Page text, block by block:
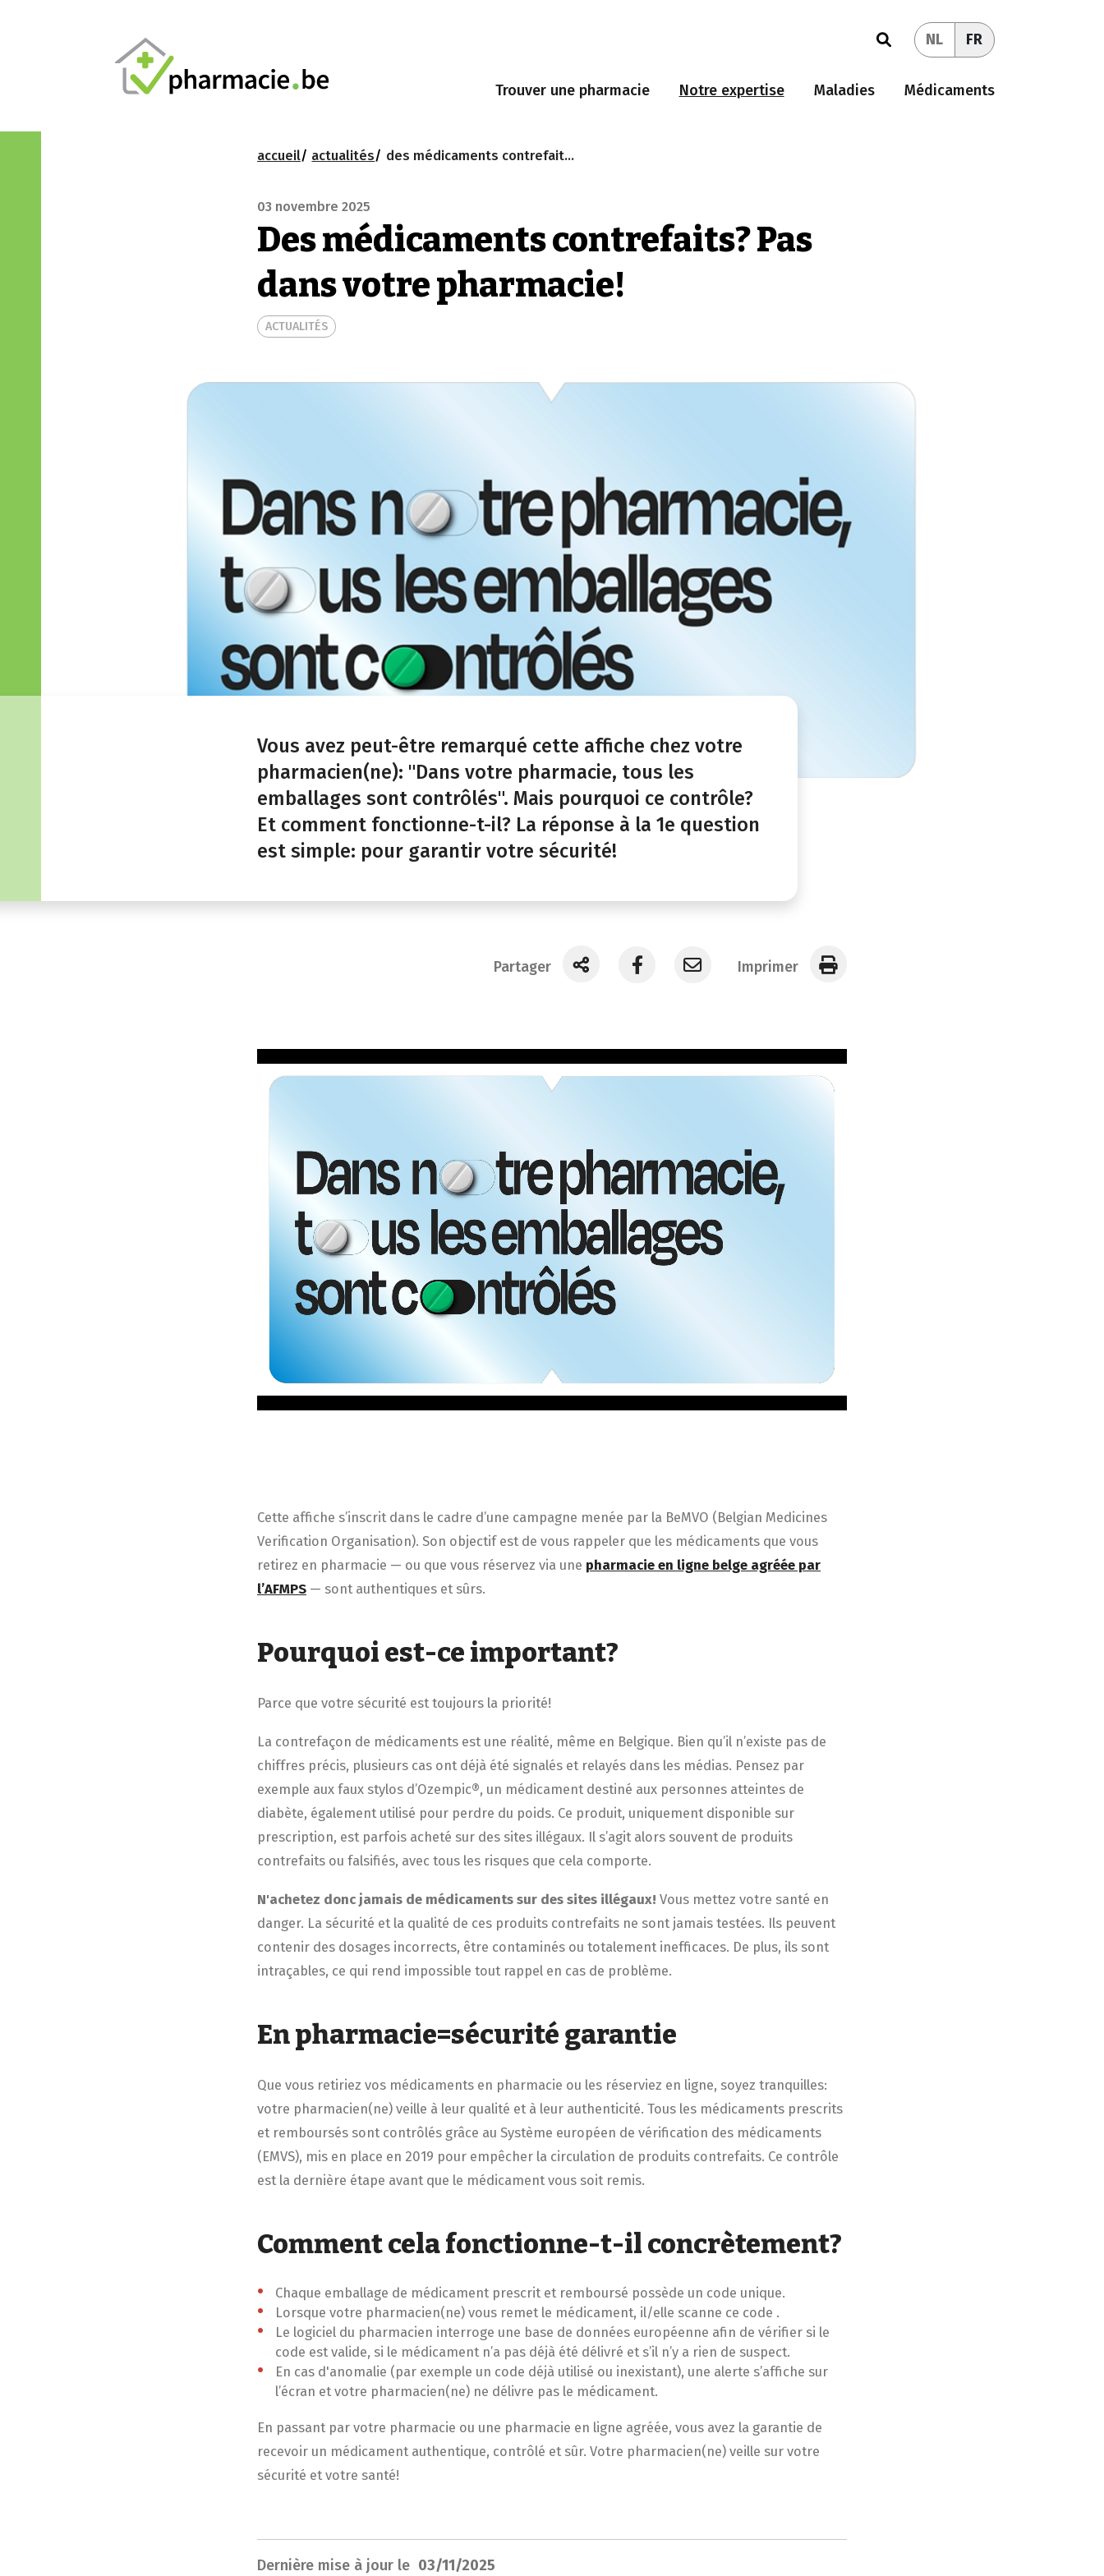
NL FR
Trouver une pharmacie Notre expertise Maladies Médicaments
accueil actualités des médicaments contrefaits? pas dans votre pharmacie!
03 novembre 2025
Des médicaments contrefaits? Pas
dans votre pharmacie!
ACTUALITÉS
Vous avez peut-être remarqué cette affiche chez votre
pharmacien(ne): "Dans votre pharmacie, tous les
emballages sont contrôlés". Mais pourquoi ce contrôle?
Et comment fonctionne-t-il? La réponse à la 1e question
est simple: pour garantir votre sécurité!
Partager Imprimer
Cette affiche s’inscrit dans le cadre d’une campagne menée par la BeMVO (Belgian Medicines
Verification Organisation). Son objectif est de vous rappeler que les médicaments que vous
retirez en pharmacie — ou que vous réservez via une pharmacie en ligne belge agréée par
l’AFMPS — sont authentiques et sûrs.
Pourquoi est-ce important?
Parce que votre sécurité est toujours la priorité!
La contrefaçon de médicaments est une réalité, même en Belgique. Bien qu’il n’existe pas de
chiffres précis, plusieurs cas ont déjà été signalés et relayés dans les médias. Pensez par
exemple aux faux stylos d’Ozempic®, un médicament destiné aux personnes atteintes de
diabète, également utilisé pour perdre du poids. Ce produit, uniquement disponible sur
prescription, est parfois acheté sur des sites illégaux. Il s’agit alors souvent de produits
contrefaits ou falsifiés, avec tous les risques que cela comporte.
N'achetez donc jamais de médicaments sur des sites illégaux! Vous mettez votre santé en
danger. La sécurité et la qualité de ces produits contrefaits ne sont jamais testées. Ils peuvent
contenir des dosages incorrects, être contaminés ou totalement inefficaces. De plus, ils sont
intraçables, ce qui rend impossible tout rappel en cas de problème.
En pharmacie=sécurité garantie
Que vous retiriez vos médicaments en pharmacie ou les réserviez en ligne, soyez tranquilles:
votre pharmacien(ne) veille à leur qualité et à leur authenticité. Tous les médicaments prescrits
et remboursés sont contrôlés grâce au Système européen de vérification des médicaments
(EMVS), mis en place en 2019 pour empêcher la circulation de produits contrefaits. Ce contrôle
est la dernière étape avant que le médicament vous soit remis.
Comment cela fonctionne-t-il concrètement?
Chaque emballage de médicament prescrit et remboursé possède un code unique.
Lorsque votre pharmacien(ne) vous remet le médicament, il/elle scanne ce code .
Le logiciel du pharmacien interroge une base de données européenne afin de vérifier si le
code est valide, si le médicament n’a pas déjà été délivré et s’il n’y a rien de suspect.
En cas d'anomalie (par exemple un code déjà utilisé ou inexistant), une alerte s’affiche sur
l’écran et votre pharmacien(ne) ne délivre pas le médicament.
En passant par votre pharmacie ou une pharmacie en ligne agréée, vous avez la garantie de
recevoir un médicament authentique, contrôlé et sûr. Votre pharmacien(ne) veille sur votre
sécurité et votre santé!
Dernière mise à jour le 03/11/2025